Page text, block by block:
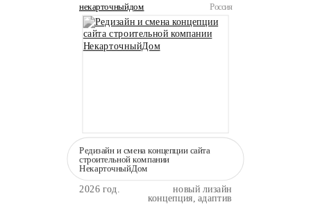
некарточныйдом Россия
Редизайн и смена концепции сайта
строительной компании
НекарточныйДом
2026 год. новый лизайн
концепция, адаптив